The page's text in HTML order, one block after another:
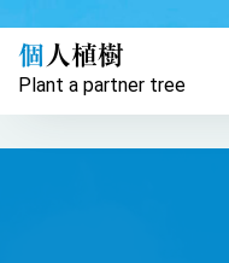
個人植樹
Plant a partner tree